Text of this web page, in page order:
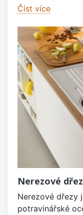
Číst více
Nerezové
Nerezové dřezy
potravinářské